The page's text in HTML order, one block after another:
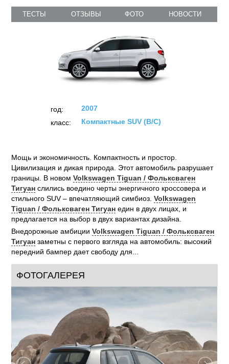
ТЕСТЫ ОТЗЫВЫ ФОТО НОВОСТИ
год:
2007
класс:
Компактные SUV (B/C)
Мощь и экономичность. Компактность и простор.
Цивилизация и дикая природа. Этот автомобиль разрушает
границы. В новомVolkswagen Tiguan / Фольксваген
Тигуан слились воедино черты энергичного кроссовера и
стильного SUV – впечатляющий симбиоз.Volkswagen
Tiguan / Фольксваген Тигуан един в двух лицах, и
предлагается на выбор в двух вариантах дизайна.
Внедорожные амбицииVolkswagen Tiguan / Фольксваген
Тигуан заметны с первого взгляда на автомобиль: высокий
передний бампер дает свободу для...
ФОТОГАЛЕРЕЯ